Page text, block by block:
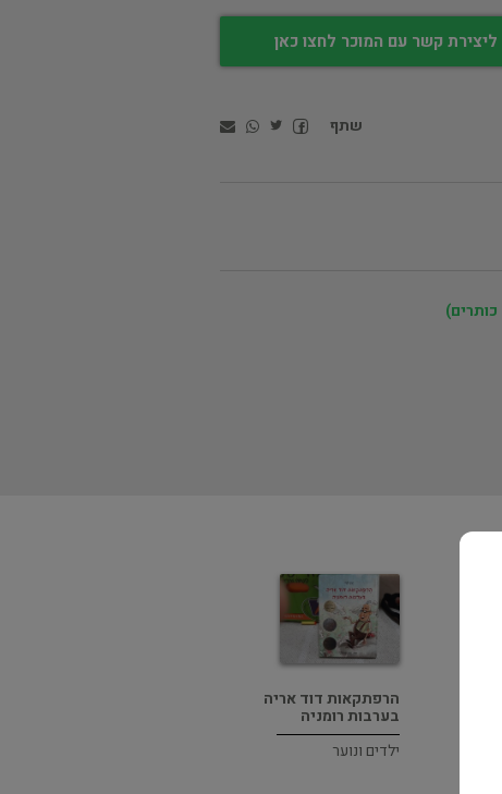
ליצירת קשר עם המוכר לחצו כאן
שתף
הרפתקאות דוד אריה
בערבות רומניה
ילדים ונוער